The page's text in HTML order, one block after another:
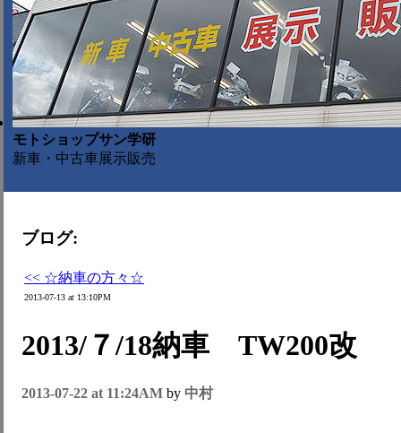
モトショップサン学研
新車・中古車展示販売
ブログ:
<< ☆納車の方々☆
2013-07-13 at 13:10PM
2013/７/18納車 TW200改
2013-07-22 at 11:24AM by 中村